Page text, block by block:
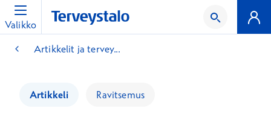
Valikko
Artikkelit ja tervey...
Artikkeli Ravitsemus